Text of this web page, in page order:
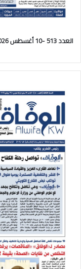
العدد 513 -10 أغسطس 2026 - السنة الثالثة